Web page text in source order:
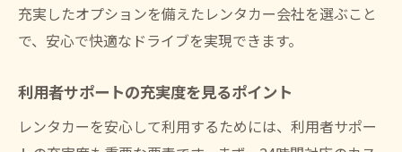
充実したオプションを備えたレンタカー会社を選ぶこと
で、安心で快適なドライブを実現できます。
利用者サポートの充実度を見るポイント
レンタカーを安心して利用するためには、利用者サポー